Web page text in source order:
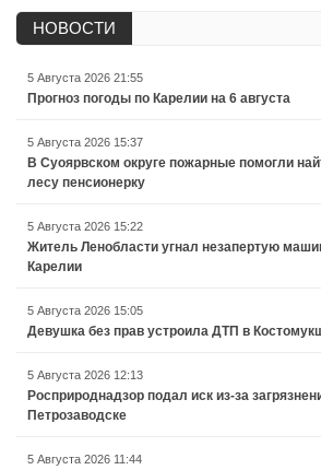
НОВОСТИ
5 Августа 2026 21:55
Прогноз погоды по Карелии на 6 августа
5 Августа 2026 15:37
В Суоярвском округе пожарные помогли
лесу пенсионерку
5 Августа 2026 15:22
Житель Ленобласти угнал незапертую
Карелии
5 Августа 2026 15:05
Девушка без прав устроила ДТП в
5 Августа 2026 12:13
Росприроднадзор подал иск из-за
Петрозаводске
5 Августа 2026 11:44